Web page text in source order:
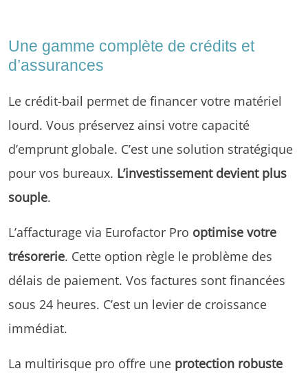
Une gamme complète de crédits et
d’assurances
Le crédit-bail permet de financer votre matériel
lourd. Vous préservez ainsi votre capacité
d’emprunt globale. C’est une solution stratégique
pour vos bureaux. L’investissement devient plus
souple.
L’affacturage via Eurofactor Pro optimise votre
trésorerie. Cette option règle le problème des
délais de paiement. Vos factures sont financées
sous 24 heures. C’est un levier de croissance
immédiat.
La multirisque pro offre une protection robuste